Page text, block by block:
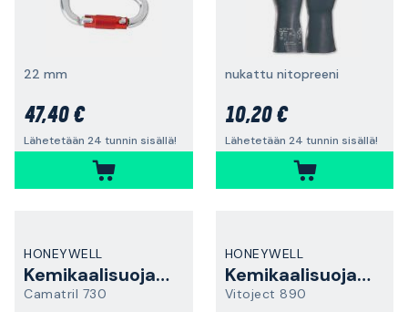
22 mm
47,40 €
Lähetetään 24 tunnin sisällä!
nukattu nitopreeni
10,20 €
Lähetetään 24 tunnin sisällä!
HONEYWELL
Kemikaalisuojakäsine
Camatril 730
HONEYWELL
Kemikaalisuojakäsine
Vitoject 890